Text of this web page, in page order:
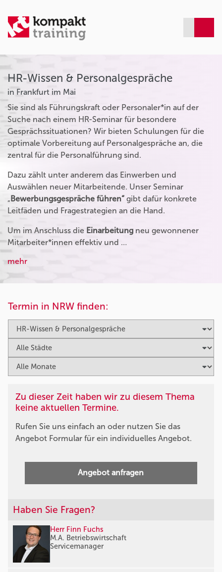
HR-Wissen & Personalgespräche
in Frankfurt im Mai
Sie sind als Führungskraft oder Personaler*in auf der
Suche nach einem HR-Seminar für besondere
Gesprächssituationen? Wir bieten Schulungen für die
optimale Vorbereitung auf Personalgespräche an, die
zentral für die Personalführung sind.
Dazu zählt unter anderem das Einwerben und
Auswählen neuer Mitarbeitende. Unser Seminar
„Bewerbungsgespräche führen“ gibt dafür konkrete
Leitfäden und Fragestrategien an die Hand.
Um im Anschluss die Einarbeitung neu gewonnener
Mitarbeiter*innen effektiv und …
mehr
Termin in NRW finden:
Zu dieser Zeit haben wir zu diesem Thema
keine aktuellen Termine.
Rufen Sie uns einfach an oder nutzen Sie das
Angebot Formular für ein individuelles Angebot.
Angebot anfragen
Haben Sie Fragen?
Herr Finn Fuchs
M.A. Betriebswirtschaft
Servicemanager